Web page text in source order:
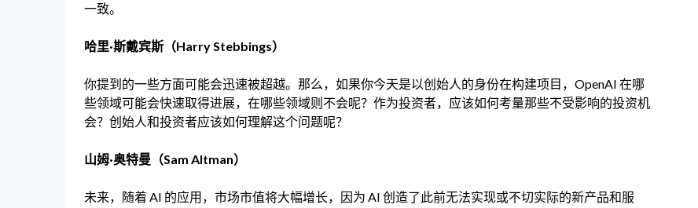
一致。
哈里·斯戴宾斯（Harry Stebbings）
你提到的一些方面可能会迅速被超越。那么，如果你今天是以创始人的身份在构建项目，OpenAI 在哪
些领域可能会快速取得进展，在哪些领域则不会呢？作为投资者，应该如何考量那些不受影响的投资机
会？创始人和投资者应该如何理解这个问题呢？
山姆·奥特曼（Sam Altman）
未来，随着 AI 的应用，市场市值将大幅增长，因为 AI 创造了此前无法实现或不切实际的新产品和服